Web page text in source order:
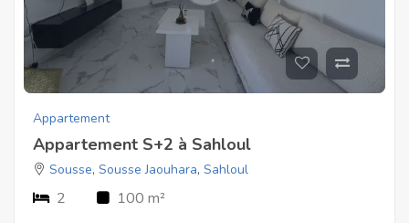
Appartement
Appartement S+2 à Sahloul
Sousse, Sousse Jaouhara, Sahloul
2 100 m²